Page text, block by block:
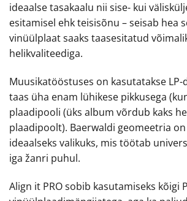
ideaalse tasakaalu nii sise- kui
esitamisel ehk teisisõnu – seisab hea
vinüülplaat saaks taasesitatud
helikvaliteediga.
Muusikatööstuses on kasutatakse LP-
taas üha enam lühikese pikkusega
plaadipooli (üks album võrdub kaks
plaadipoolt). Baerwaldi geomeetria
ideaalseks valikuks, mis töötab
iga žanri puhul.
Align it PRO sobib kasutamiseks kõigi